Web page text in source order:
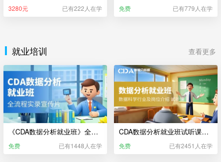
3280元 已有222人在学 免费 已有779人在学
就业培训 查看更多
《CDA数据分析就业班》全流程实录宣传片
免费 已有1448人在学
CDA数据分析就业班试听课——数据科学相关行业及岗位介绍
免费 已有2451人在学